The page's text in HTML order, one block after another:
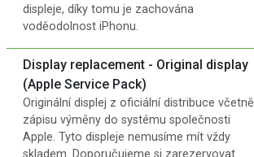
displeje, díky tomu je zachována
voděodolnost iPhonu.
Display replacement - Original display
(Apple Service Pack)
Originální displej z oficiální distribuce včetně
zápisu výměny do systému společnosti
Apple. Tyto displeje nemusíme mít vždy
skladem. Doporučujeme si zarezervovat